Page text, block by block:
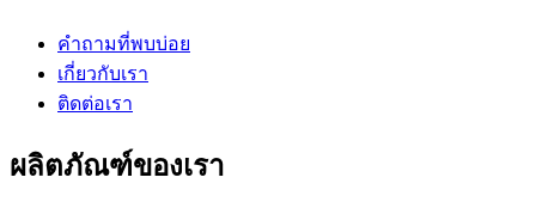
คำถามที่พบบ่อย
เกี่ยวกับเรา
ติดต่อเรา
ผลิตภัณฑ์ของเรา